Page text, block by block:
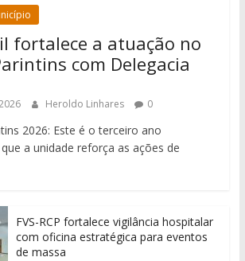
fortalece a atuação no
com Delegacia
Heroldo Linhares 0
2026: Este é o terceiro ano
a unidade reforça as ações de
FVS-RCP fortalece vigilância hospitalar
com oficina estratégica para eventos
de massa